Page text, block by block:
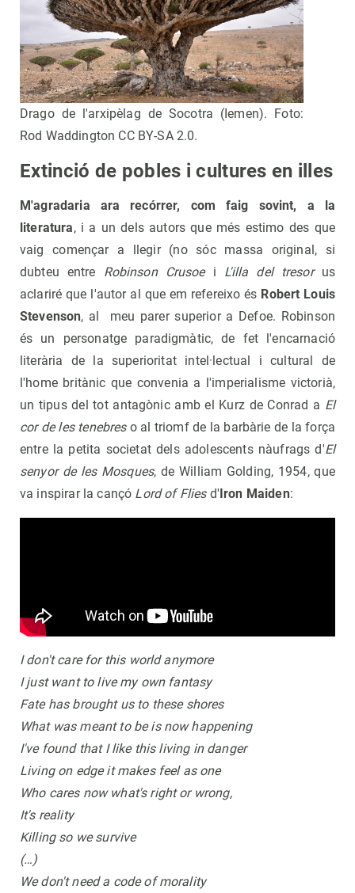
Drago de l'arxipèlag de Socotra (Iemen). Foto:
Rod Waddington CC BY-SA 2.0.
Extinció de pobles i cultures en illes
M'agradaria ara recórrer, com faig sovint, a la
literatura, i a un dels autors que més estimo des que
vaig començar a llegir (no sóc massa original, si
dubteu entre Robinson Crusoei L'illa del tresorus
aclariré que l'autor al que em refereixo és Robert Louis
Stevenson, al meu parer superior a Defoe. Robinson
és un personatge paradigmàtic, de fet l'encarnació
literària de la superioritat intel·lectual i cultural de
l'home britànic que convenia a l'imperialisme victorià,
un tipus del tot antagònic amb el Kurz de Conrad a El
cor de les tenebreso al triomf de la barbàrie de la força
entre la petita societat dels adolescents nàufrags d'El
senyor de les Mosques, de William Golding, 1954, que
va inspirar la cançó Lord of Flies d' Iron Maiden:
I don't care for this world anymore
I just want to live my own fantasy
Fate has brought us to these shores
What was meant to be is now happening
I've found that I like this living in danger
Living on edge it makes feel as one
Who cares now what's right or wrong,
It's reality
Killing so we survive
(…)
We don't need a code of morality